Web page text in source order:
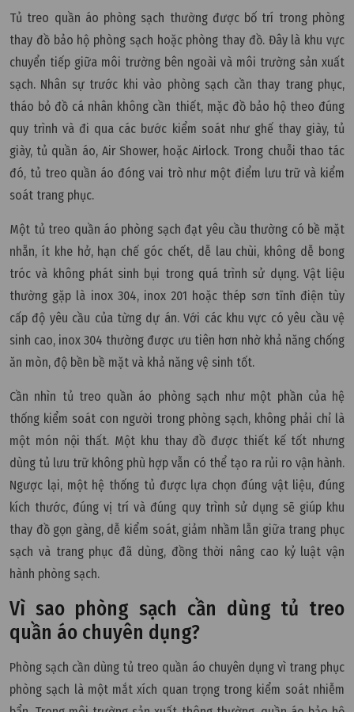
Tủ treo quần áo phòng sạch thường được bố trí trong phòng
thay đồ bảo hộ phòng sạch hoặc phòng thay đồ. Đây là khu vực
chuyển tiếp giữa môi trường bên ngoài và môi trường sản xuất
sạch. Nhân sự trước khi vào phòng sạch cần thay trang phục,
tháo bỏ đồ cá nhân không cần thiết, mặc đồ bảo hộ theo đúng
quy trình và đi qua các bước kiểm soát như ghế thay giày, tủ
giày, tủ quần áo, Air Shower, hoặc Airlock. Trong chuỗi thao tác
đó, tủ treo quần áo đóng vai trò như một điểm lưu trữ và kiểm
soát trang phục.
Một tủ treo quần áo phòng sạch đạt yêu cầu thường có bề mặt
nhẵn, ít khe hở, hạn chế góc chết, dễ lau chùi, không dễ bong
tróc và không phát sinh bụi trong quá trình sử dụng. Vật liệu
thường gặp là inox 304, inox 201 hoặc thép sơn tĩnh điện tùy
cấp độ yêu cầu của từng dự án. Với các khu vực có yêu cầu vệ
sinh cao, inox 304 thường được ưu tiên hơn nhờ khả năng chống
ăn mòn, độ bền bề mặt và khả năng vệ sinh tốt.
Cần nhìn tủ treo quần áo phòng sạch như một phần của hệ
thống kiểm soát con người trong phòng sạch, không phải chỉ là
một món nội thất. Một khu thay đồ được thiết kế tốt nhưng
dùng tủ lưu trữ không phù hợp vẫn có thể tạo ra rủi ro vận hành.
Ngược lại, một hệ thống tủ được lựa chọn đúng vật liệu, đúng
kích thước, đúng vị trí và đúng quy trình sử dụng sẽ giúp khu
thay đồ gọn gàng, dễ kiểm soát, giảm nhầm lẫn giữa trang phục
sạch và trang phục đã dùng, đồng thời nâng cao kỷ luật vận
hành phòng sạch.
Vì sao phòng sạch cần dùng tủ treo
quần áo chuyên dụng?
Phòng sạch cần dùng tủ treo quần áo chuyên dụng vì trang phục
phòng sạch là một mắt xích quan trọng trong kiểm soát nhiễm